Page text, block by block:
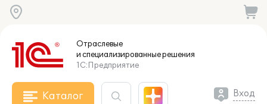
Отраслевые
и специализированныерешения
1С:Предприятие
Каталог Вход